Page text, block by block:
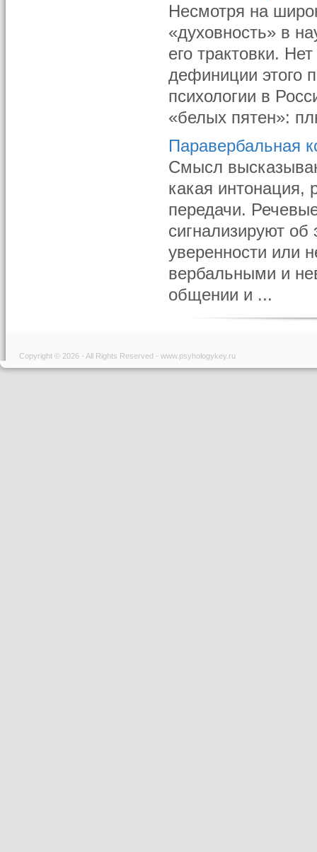
Несмотря на
«духовность» в
его трактовки.
дефиниции этого
психологии в
«белых пятен»:
Паравербальная
Смысл
какая интонация,
переда­чи.
сигнализируют об
уверенности или
вербальными и
общении и ...
Copyright © 2026 - All Rights Reserved - www.psyhologykey.ru